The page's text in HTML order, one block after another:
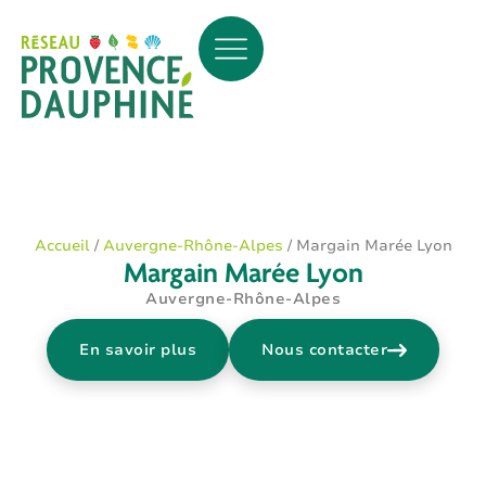
Accueil/ Auvergne-Rhône-Alpes / Margain Marée Lyon
Margain Marée Lyon
Auvergne-Rhône-Alpes
En savoir plus Nous contacter